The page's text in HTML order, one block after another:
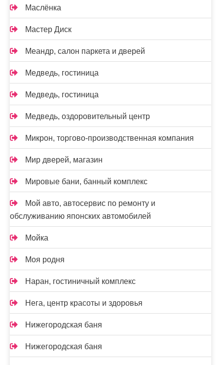
Маслёнка
Мастер Диск
Меандр, салон паркета и дверей
Медведь, гостиница
Медведь, гостиница
Медведь, оздоровительный центр
Микрон, торгово-производственная компания
Мир дверей, магазин
Мировые бани, банный комплекс
Мой авто, автосервис по ремонту и
обслуживанию японских автомобилей
Мойка
Моя родня
Наран, гостиничный комплекс
Нега, центр красоты и здоровья
Нижегородская баня
Нижегородская баня